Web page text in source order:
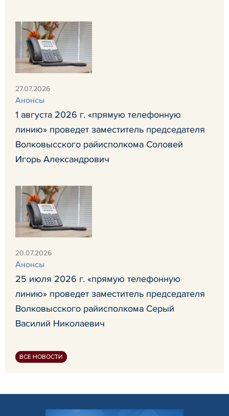
27.07.2026
Анонсы
1 августа 2026 г. «прямую телефонную
линию» проведет заместитель председателя
Волковысского райисполкома Соловей
Игорь Александрович
20.07.2026
Анонсы
25 июля 2026 г. «прямую телефонную
линию» проведет заместитель председателя
Волковысского райисполкома Серый
Василий Николаевич
ВСЕ НОВОСТИ